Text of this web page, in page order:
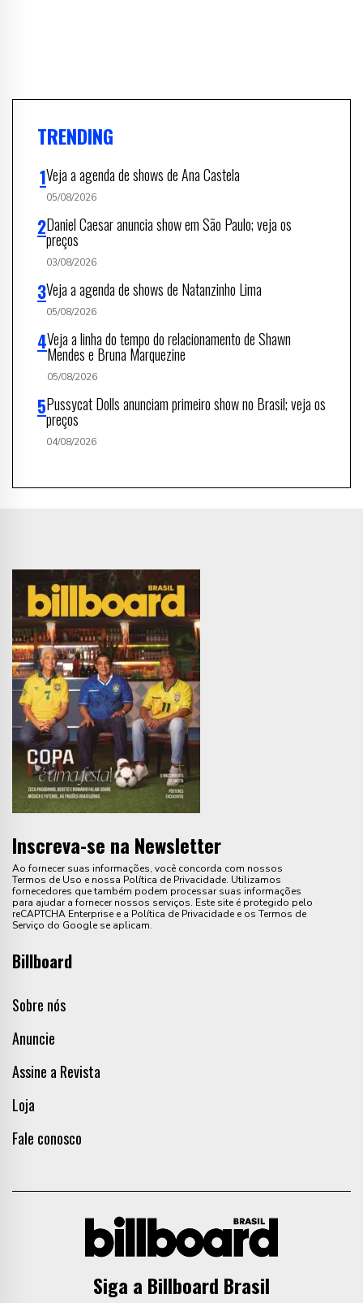
TRENDING
Veja a agenda de shows de Ana Castela
05/08/2026
Daniel Caesar anuncia show em São Paulo; veja os
preços
03/08/2026
Veja a agenda de shows de Natanzinho Lima
05/08/2026
Veja a linha do tempo do relacionamento de Shawn
Mendes e Bruna Marquezine
05/08/2026
Pussycat Dolls anunciam primeiro show no Brasil; veja os
preços
04/08/2026
Inscreva-se na Newsletter
Ao fornecer suas informações, você concorda com nossos
Termos de Uso e nossa Política de Privacidade. Utilizamos
fornecedores que também podem processar suas informações
para ajudar a fornecer nossos serviços. Este site é protegido pelo
reCAPTCHA Enterprise e a Política de Privacidade e os Termos de
Serviço do Google se aplicam.
Billboard
Sobre nós
Anuncie
Assine a Revista
Loja
Fale conosco
Siga a Billboard Brasil